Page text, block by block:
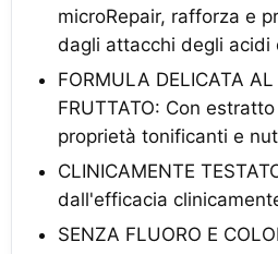
microRepair, rafforza e
dagli attacchi degli acidi
FORMULA DELICATA AL
FRUTTATO: Con
proprietà tonificanti e
CLINICAMENTE
dall'efficacia
SENZA FLUORO E